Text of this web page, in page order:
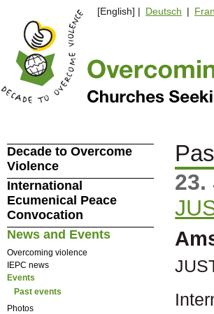
[English] | Deutsch |
23.
Decade to Overcome
Violence
International
Ecumenical Peace
Convocation
News and Events
Overcoming violence
IEPC news
Events
Past events
Photos